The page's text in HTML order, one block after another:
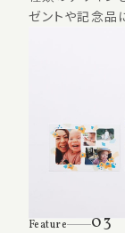
ゼントや記念品
Feature 03